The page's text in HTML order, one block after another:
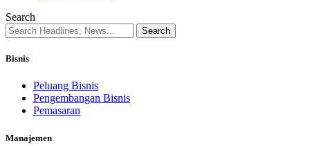
Search
Bisnis
Peluang Bisnis
Pengembangan Bisnis
Pemasaran
Manajemen